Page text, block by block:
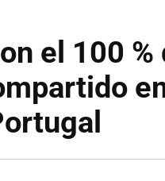
el 100 %